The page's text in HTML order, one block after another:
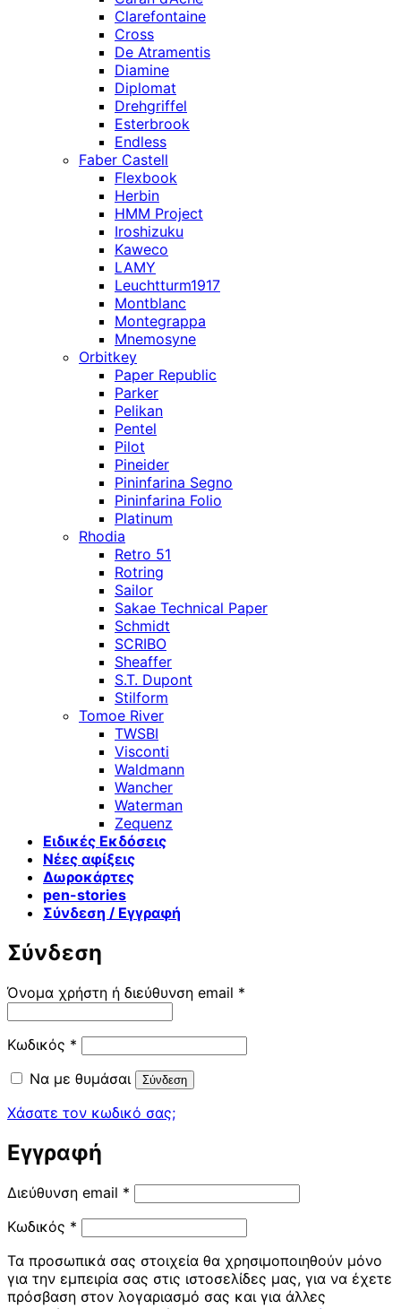
Clarefontaine
Cross
De Atramentis
Diamine
Diplomat
Drehgriffel
Esterbrook
Endless
Faber Castell
Flexbook
Herbin
HMM Project
Iroshizuku
Kaweco
LAMY
Leuchtturm1917
Montblanc
Montegrappa
Mnemosyne
Orbitkey
Paper Republic
Parker
Pelikan
Pentel
Pilot
Pineider
Pininfarina Segno
Pininfarina Folio
Platinum
Rhodia
Retro 51
Rotring
Sailor
Sakae Technical Paper
Schmidt
SCRIBO
Sheaffer
S.T. Dupont
Stilform
Tomoe River
TWSBI
Visconti
Waldmann
Wancher
Waterman
Zequenz
Ειδικές Εκδόσεις
Νέες αφίξεις
Δωροκάρτες
pen-stories
Σύνδεση / Εγγραφή
Σύνδεση
Όνομα χρήστη ή διεύθυνση email *
Κωδικός * Απαιτείται
Να με θυμάσαι
Σύνδεση
Χάσατε τον κωδικό σας;
Εγγραφή
Διεύθυνση email * Απαιτείται
Κωδικός * Απαιτείται
Τα προσωπικά σας στοιχεία θα χρησιμοποιηθούν μόνο
για την εμπειρία σας στις ιστοσελίδες μας, για να έχετε
πρόσβαση στον λογαριασμό σας και για άλλες